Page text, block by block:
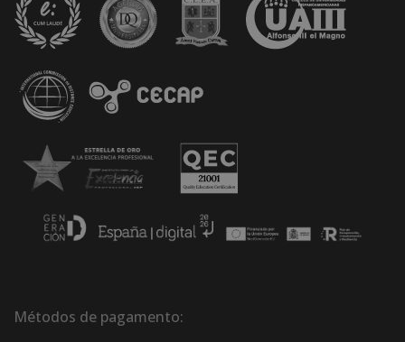
Métodos de pagamento: